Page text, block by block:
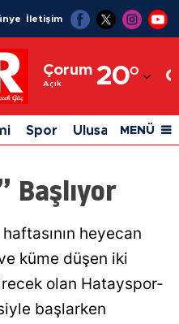
İletişim
Çorum
Açık 20°
Adıyaman
Afyonkarahisar
Ağrı
Amasya
Antalya
Artvin
Aydın
Spor Ulusal Siyaset
MENÜ
Başlıyor
heyecan
küme düşen iki
olan Hatayspor-
başlarken